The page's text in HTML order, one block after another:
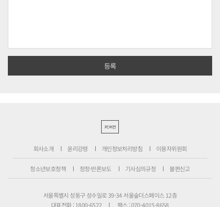
PC버전
회사소개 윤리강령 개인정보처리방침 이용자위원회
청소년보호정책 정정·반론보도 기사심의규정 불편신고
서울특별시 성동구 성수일로 39-34 서울숲더스페이스 12층
대표전화 : 1800-6522
팩스 : 070-4015-8658